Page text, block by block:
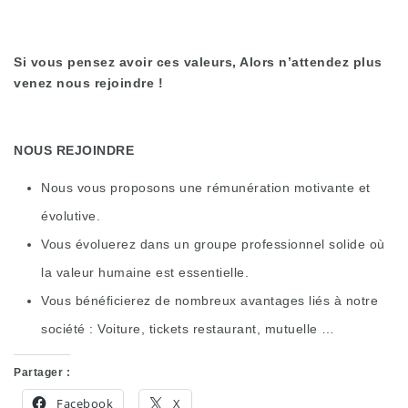
Si vous pensez avoir ces valeurs, Alors n’attendez plus
venez nous rejoindre !
NOUS REJOINDRE
Nous vous proposons une rémunération motivante et
évolutive.
Vous évoluerez dans un groupe professionnel solide où
la valeur humaine est essentielle.
Vous bénéficierez de nombreux avantages liés à notre
société : Voiture, tickets restaurant, mutuelle …
Partager :
Facebook X